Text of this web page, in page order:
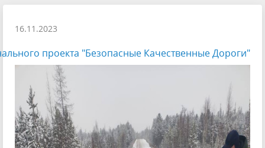
16.11.2023
проекта "Безопасные Качественные Дороги"